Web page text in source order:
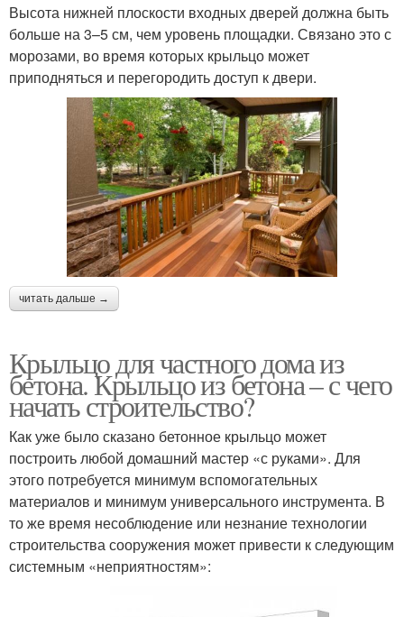
Высота нижней плоскости входных дверей должна быть
больше на 3–5 см, чем уровень площадки. Связано это с
морозами, во время которых крыльцо может
приподняться и перегородить доступ к двери.
читать дальше →
Крыльцо для частного дома из
бетона. Крыльцо из бетона – с чего
начать строительство?
Как уже было сказано бетонное крыльцо может
построить любой домашний мастер «с руками». Для
этого потребуется минимум вспомогательных
материалов и минимум универсального инструмента. В
то же время несоблюдение или незнание технологии
строительства сооружения может привести к следующим
системным «неприятностям»: